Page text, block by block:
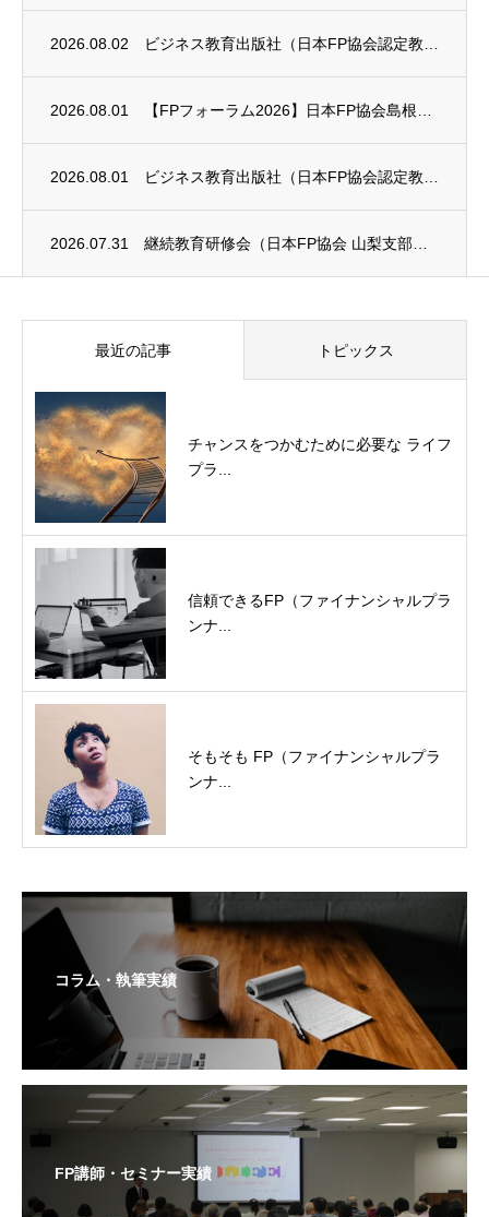
2026.08.02
2026.08.01
2026.08.01
2026.07.31
最近の記事 トピックス
チャンスをつかむために必要な ライフ
プラ...
信頼できるFP（ファイナンシャルプラ
ンナ...
そもそも FP（ファイナンシャルプラ
ンナ...
コラム・執筆実績
FP講師・セミナー実績